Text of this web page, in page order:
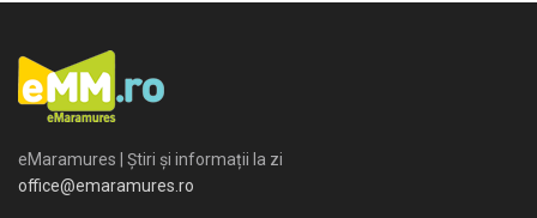
eMaramures | Știri și informații la zi
office@emaramures.ro